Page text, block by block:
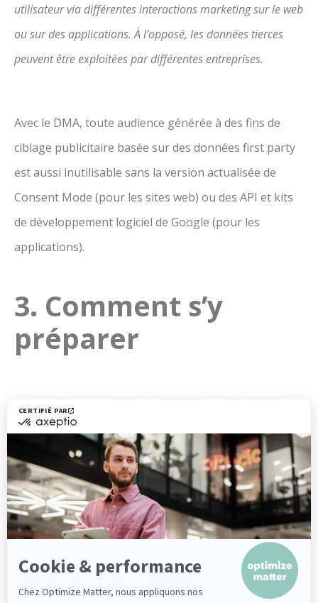
utilisateur via différentes interactions marketing sur le web
ou sur des applications. À l’opposé, les données tierces
peuvent être exploitées par différentes entreprises.
Avec le DMA, toute audience générée à des fins de
ciblage publicitaire basée sur des données first party
est aussi inutilisable sans la version actualisée de
Consent Mode (pour les sites web) ou des API et kits
de développement logiciel de Google (pour les
applications).
3. Comment s’y
préparer
Le DMA s’applique à tous les annonceurs au sein de
l’Espace Economique Européen (EEE), la Norvège,
l’Islande et le Liechtenstein, ou disposant
d’utilisateurs dans ces régions. Si vous vous retrouvez
dans cette description, suivez nos recommandations
que nous détaillons ci-dessous.
Migrez vers GA4